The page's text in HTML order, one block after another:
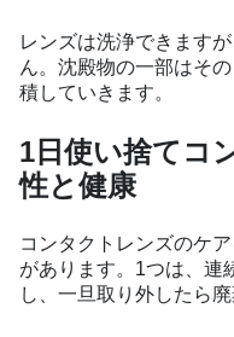
レンズは洗浄できます
ん。沈殿物の一部はそ
積していきます。
1日使い捨てコ
性と健康
コンタクトレンズのケ
があります。1つは、連
し、一旦取り外したら廃